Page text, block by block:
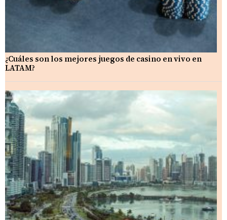
¿Cuáles son los mejores juegos de casino en vivo en
LATAM?